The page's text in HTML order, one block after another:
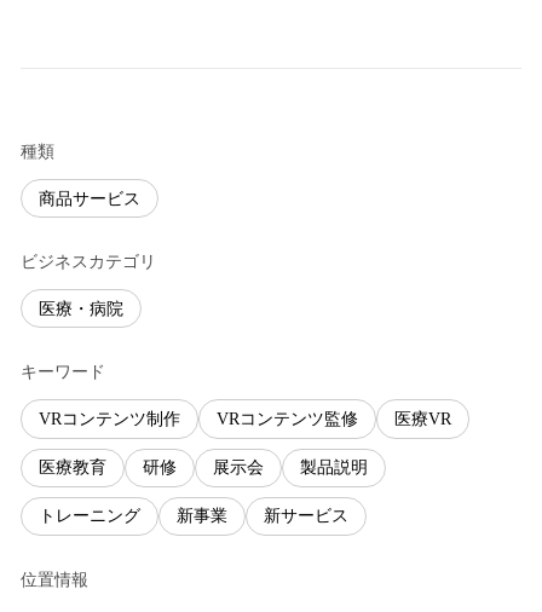
種類
商品サービス
ビジネスカテゴリ
医療・病院
キーワード
VRコンテンツ制作 VRコンテンツ監修 医療VR
医療教育 研修 展示会 製品説明
トレーニング 新事業 新サービス
位置情報